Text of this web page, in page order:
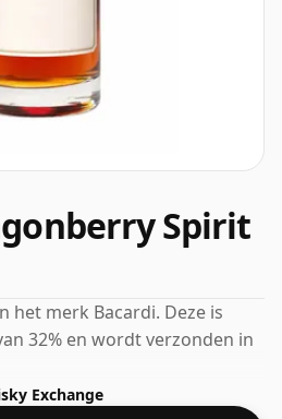
Spirit
het merk Bacardi. Deze is
32% en wordt verzonden in
Exchange